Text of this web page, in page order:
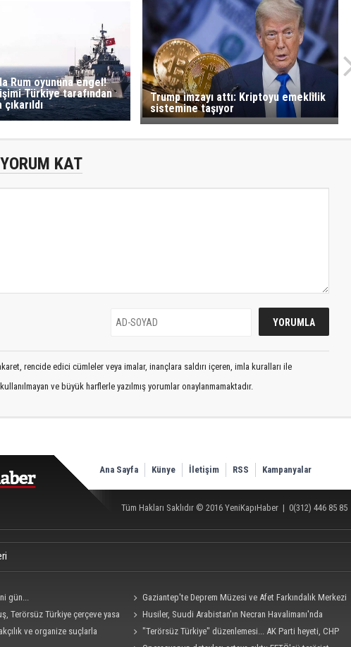
Rum oyununa engel!
Türkiye tarafından
Trump imzayı attı: Kriptoyu emeklilik
sistemine taşıyor
YORUM KAT
rencide edici cümleler veya imalar, inançlara saldırı içeren, imla kuralları ile
ve büyük harflerle yazılmış yorumlar onaylanmamaktadır.
Ana Sayfa Künye İletişim RSS Kampanyalar
Tüm Hakları Saklıdır © 2016 YeniKapıHaber | 0(312) 446 85 85
gün...
Gaziantep'te Deprem Müzesi ve Afet Farkındalık Merkezi
için işbirliği protokolü imzalandı
Terörsüz Türkiye çerçeve yasa
Husiler, Suudi Arabistan'ın Necran Havalimanı'nda
kamikaze İHA ile "hassas bir hedefi" vurduklarını açıkladı
ve organize suçlarla
"Terörsüz Türkiye" düzenlemesi... AK Parti heyeti, CHP